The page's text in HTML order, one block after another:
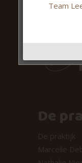
De
De praktijk
Marcelle
Team